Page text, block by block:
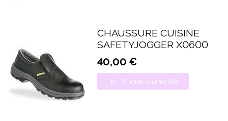
CHAUSSURE CUISINE
SAFETYJOGGER X0600
40,00 €
Choisir un modèle